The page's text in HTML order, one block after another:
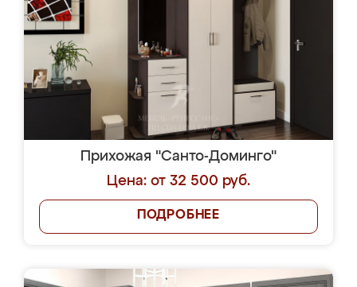
Прихожая "Санто-Доминго"
Цена: от 32 500 руб.
ПОДРОБНЕЕ